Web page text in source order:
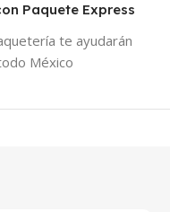
Paquete Express
te ayudarán
México